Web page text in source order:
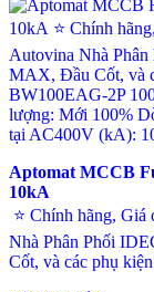
Aptomat MCCB
10kA
⭐ Chính hãng,
Nhà Phân Phối
Cốt, và các phụ